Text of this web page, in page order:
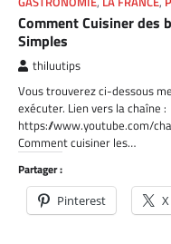
Comment Cuisiner des
Simples
thiluutips
Vous trouverez ci-dessous
exécuter. Lien vers la chaîne :
https://www.youtube.com/
Comment cuisiner les…
Partager :
Pinterest X